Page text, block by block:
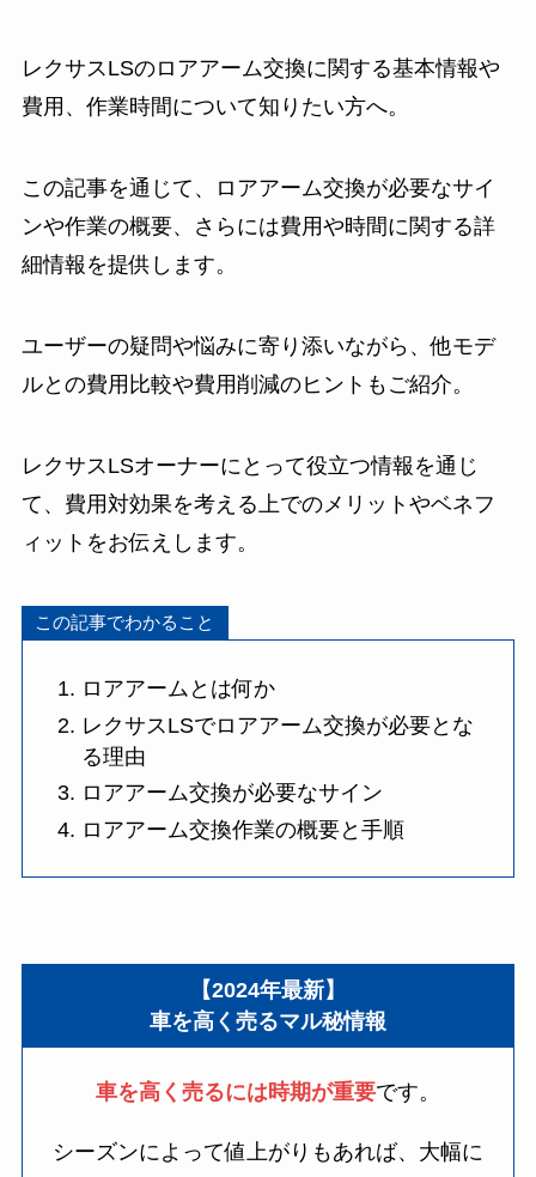
レクサスLSのロアアーム交換に関する基本情報や
費用、作業時間について知りたい方へ。
この記事を通じて、ロアアーム交換が必要なサイ
ンや作業の概要、さらには費用や時間に関する詳
細情報を提供します。
ユーザーの疑問や悩みに寄り添いながら、他モデ
ルとの費用比較や費用削減のヒントもご紹介。
レクサスLSオーナーにとって役立つ情報を通じ
て、費用対効果を考える上でのメリットやベネフ
ィットをお伝えします。
この記事でわかること
ロアアームとは何か
レクサスLSでロアアーム交換が必要とな
る理由
ロアアーム交換が必要なサイン
ロアアーム交換作業の概要と手順
【2024年最新】
車を高く売るマル秘情報
車を高く売るには時期が重要です。
シーズンによって値上がりもあれば、大幅に